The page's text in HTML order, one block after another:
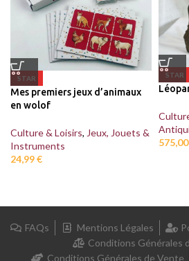
STAR
Mes premiers jeux d’animaux
en wolof
Culture & Loisirs, Jeux, Jouets &
Instruments
24,99€
STAR
575,00
FAQs Mentions Légales
Conditions Générales
Conditions Générales de Vente